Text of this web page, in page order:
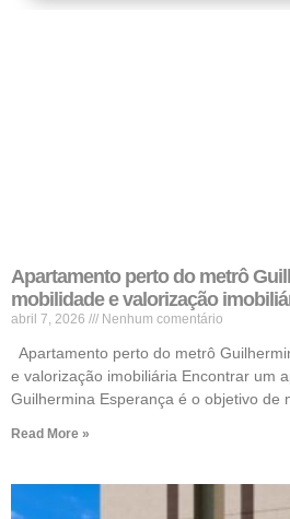
Apartamento perto do metrô
mobilidade e valorização
abril 7, 2026 Nenhum comentário
Apartamento perto do metrô
e valorização imobiliária Encontrar um
Guilhermina Esperança é o objetivo de
Read More »